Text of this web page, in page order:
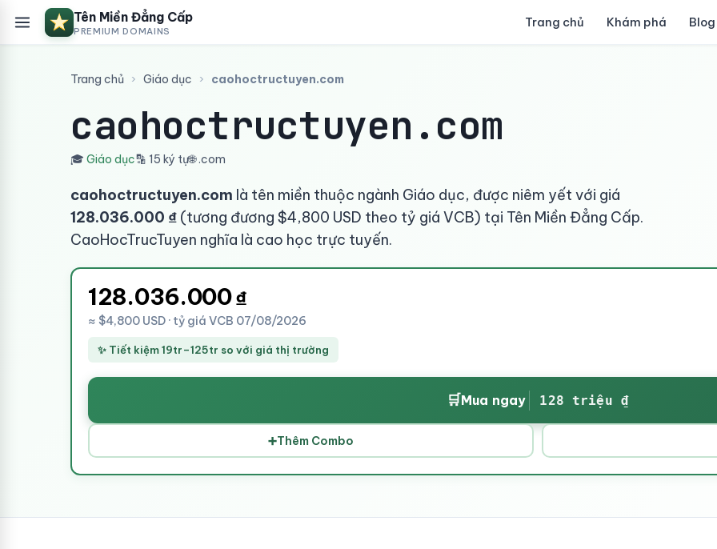
Tên Miền Đẳng Cấp
PREMIUM DOMAINS
Trang chủ Khám phá Blog
Trang chủ › Giáo dục › caohoctructuyen.com
caohoctructuyen.com
🎓 Giáo dục🔡 15 ký tự🌐 .com
caohoctructuyen.com là tên miền thuộc ngành Giáo dục, được niêm yết với giá
128.036.000 ₫ (tương đương $4,800 USD theo tỷ giá VCB) tại Tên Miền Đẳng Cấp.
CaoHocTrucTuyen nghĩa là cao học trực tuyến.
128.036.000₫
≈ $4,800 USD · tỷ giá VCB 07/08/2026
✨ Tiết kiệm 19tr–125tr so với giá thị trường
🛒Mua ngay 128 triệu ₫
➕Thêm Combo